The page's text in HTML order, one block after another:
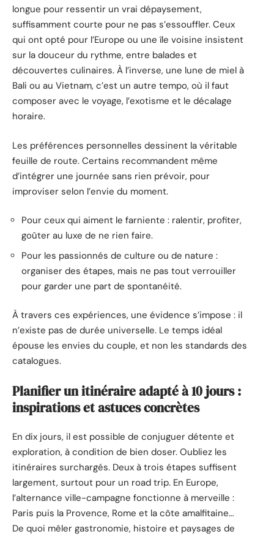
longue pour ressentir un vrai dépaysement,
suffisamment courte pour ne pas s’essouffler. Ceux
qui ont opté pour l’Europe ou une île voisine insistent
sur la douceur du rythme, entre balades et
découvertes culinaires. À l’inverse, une lune de miel à
Bali ou au Vietnam, c’est un autre tempo, où il faut
composer avec le voyage, l’exotisme et le décalage
horaire.
Les préférences personnelles dessinent la véritable
feuille de route. Certains recommandent même
d’intégrer une journée sans rien prévoir, pour
improviser selon l’envie du moment.
Pour ceux qui aiment le farniente : ralentir, profiter,
goûter au luxe de ne rien faire.
Pour les passionnés de culture ou de nature :
organiser des étapes, mais ne pas tout verrouiller
pour garder une part de spontanéité.
À travers ces expériences, une évidence s’impose : il
n’existe pas de durée universelle. Le temps idéal
épouse les envies du couple, et non les standards des
catalogues.
Planifier un itinéraire adapté à 10 jours :
inspirations et astuces concrètes
En dix jours, il est possible de conjuguer détente et
exploration, à condition de bien doser. Oubliez les
itinéraires surchargés. Deux à trois étapes suffisent
largement, surtout pour un road trip. En Europe,
l’alternance ville-campagne fonctionne à merveille :
Paris puis la Provence, Rome et la côte amalfitaine…
De quoi mêler gastronomie, histoire et paysages de